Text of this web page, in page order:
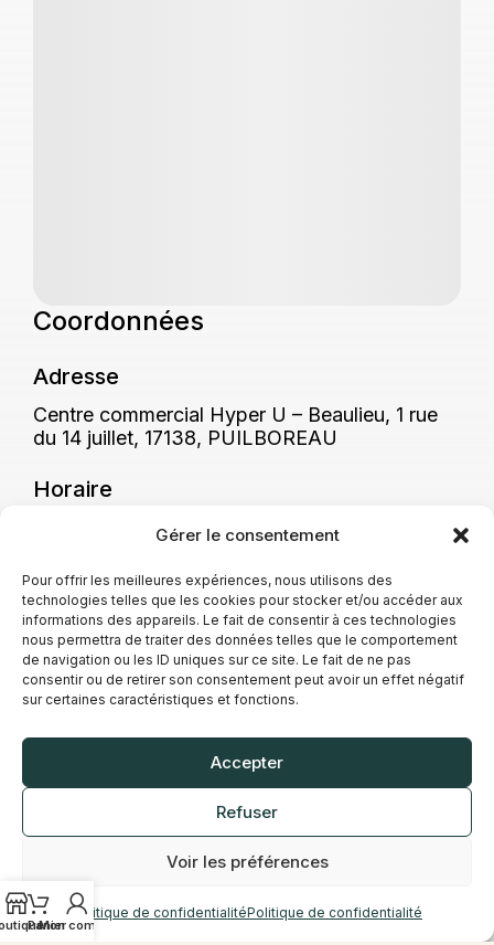
Gérer le consentement
Pour offrir les meilleures expériences, nous utilisons des
technologies telles que les cookies pour stocker et/ou accéder aux
informations des appareils. Le fait de consentir à ces technologies
nous permettra de traiter des données telles que le comportement
de navigation ou les ID uniques sur ce site. Le fait de ne pas
consentir ou de retirer son consentement peut avoir un effet négatif
sur certaines caractéristiques et fonctions.
Accepter
Refuser
Voir les préférences
Politique de confidentialitéPolitique de confidentialité
Coordonnées
Adresse
Centre commercial Hyper U – Beaulieu, 1 rue
du 14 juillet, 17138, PUILBOREAU
Horaire
Du lundi au samedi de 9h30 à 19h30
Téléphone
05 46 67 73 17
Présentation
Située à Puilboreau, à proximité de La
Rochelle, la boutique Vap’Station met à
disposition une sélection de cigarettes
électroniques, d’e-liquides et d’accessoires
pour accompagner chaque utilisateur.
Sur place, notre équipe vous accueille et vous
accompagne afin de vous orienter vers des
solutions adaptées à votre usage.
Panier
Mon compte